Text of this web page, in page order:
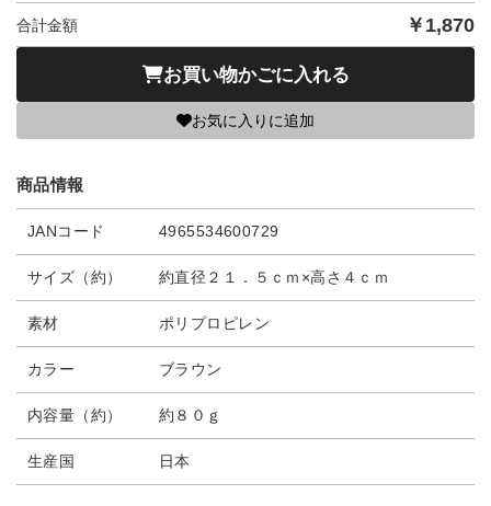
合計金額 ￥ 1,870
お買い物かごに入れる
お気に入りに追加
商品情報
JANコード 4965534600729
サイズ（約） 約直径２１．５ｃｍ×高さ４ｃｍ
素材 ポリプロピレン
カラー ブラウン
内容量（約） 約８０ｇ
生産国 日本